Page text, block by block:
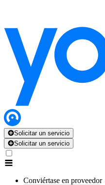
Solicitar un servicio
Solicitar un servicio
Conviértase en proveedor